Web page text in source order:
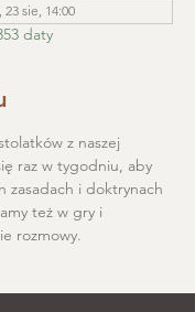
23 sie, 14:00
daty
z naszej
raz w tygodniu, aby
zasadach i doktrynach
też w gry i
rozmowy.